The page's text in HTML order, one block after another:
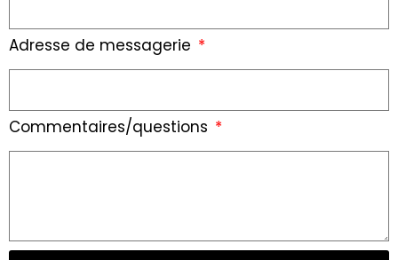
Adresse de messagerie
Commentaires/questions